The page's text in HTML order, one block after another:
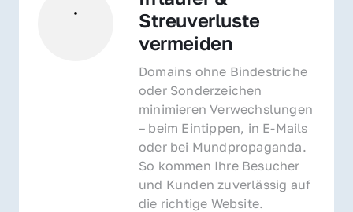
Streuverluste
vermeiden
Domains ohne Bindestriche
oder Sonderzeichen
minimieren Verwechslungen
– beim Eintippen, in E-Mails
oder bei Mundpropaganda.
So kommen Ihre Besucher
und Kunden zuverlässig auf
die richtige Website.